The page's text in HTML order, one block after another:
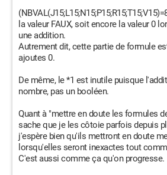
la valeur FAUX, soit encore la valeur 0
une addition.
Autrement dit, cette partie de formule
ajoutes 0.
De même, le *1 est inutile puisque
nombre, pas un booléen.
Quant à "mettre en doute les formules
sache que je les côtoie parfois depuis
j'espère bien qu'ils mettront en doute
lorsqu'elles seront inexactes tout
C'est aussi comme ça qu'on progresse.